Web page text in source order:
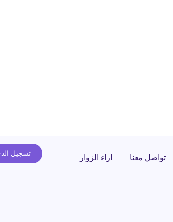
تسجيل تواصل معنا اراء الزوار